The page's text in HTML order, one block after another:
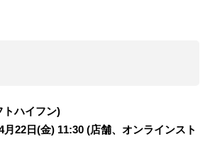
トハイフン)
22日(金) 11:30 (店舗、オンラインスト